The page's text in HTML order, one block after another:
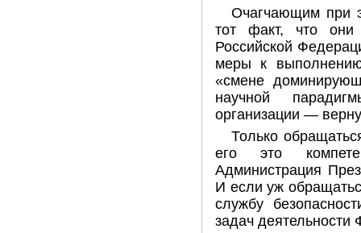
Очагчающим при
тот факт, что они
Российской
меры к
«смене
научной
организации —
Только
его это
Администрация
И если уж
службу
задач деятельности